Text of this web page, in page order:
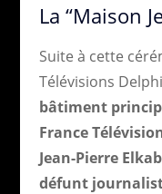
La “Maison
Suite à cette
Télévisions
bâtiment
France
Jean-Pierre
défunt